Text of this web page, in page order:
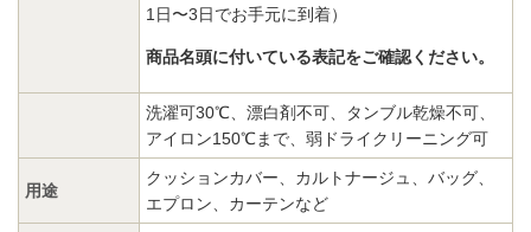
1日〜3日でお手元に到着）
商品名頭に付いている表記をご確認ください。
洗濯可30℃、漂白剤不可、タンブル乾燥不可、
アイロン150℃まで、弱ドライクリーニング可
用途
クッションカバー、カルトナージュ、バッグ、
エプロン、カーテンなど